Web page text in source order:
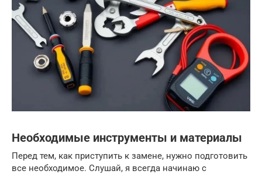
Необходимые инструменты и материалы
Перед тем, как приступить к замене, нужно подготовить
все необходимое. Слушай, я всегда начинаю с